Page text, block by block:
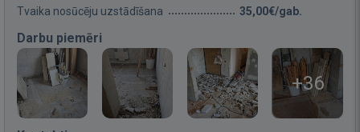
Tvaika nosūcēju uzstādīšana 35,00€/gab.
Darbu piemēri
+36